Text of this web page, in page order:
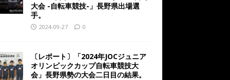
大会 -自転車競技-」長野県出場選
手。
2024-09-27 0
〔レポート〕「2024年JOCジュニア
オリンピックカップ自転車競技大
会」長野県勢の大会二日目の結果。